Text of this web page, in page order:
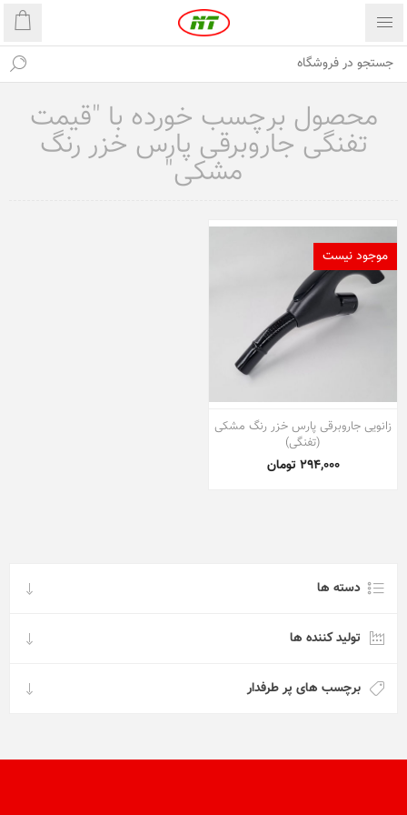
محصول برچسب خورده با "قیمت
تفنگی جاروبرقی پارس خزر رنگ
مشکی"
موجود نیست
زانویی جاروبرقی پارس خزر رنگ مشکی
(تفنگی)
294,000 تومان
دسته ها
تولید کننده ها
برچسب های پر طرفدار